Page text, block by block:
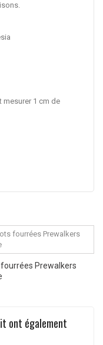
mesurer 1 cm de
Prewalkers
ont également